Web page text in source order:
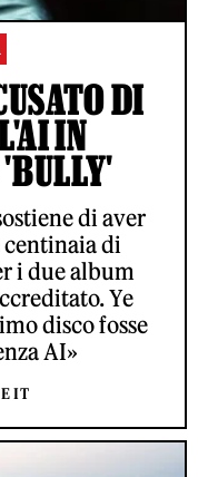
DI
IN
di aver
di
i due album
Ye
disco fosse
AI»
IT